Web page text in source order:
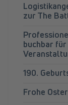
zur The
buchbar für
190.
Frohe